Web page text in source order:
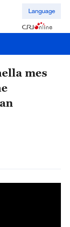
Language
mes